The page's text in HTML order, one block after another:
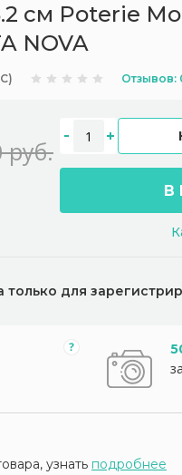
см Poterie
NOVA
Отзывов:
руб.
В
только для
узнать подробнее